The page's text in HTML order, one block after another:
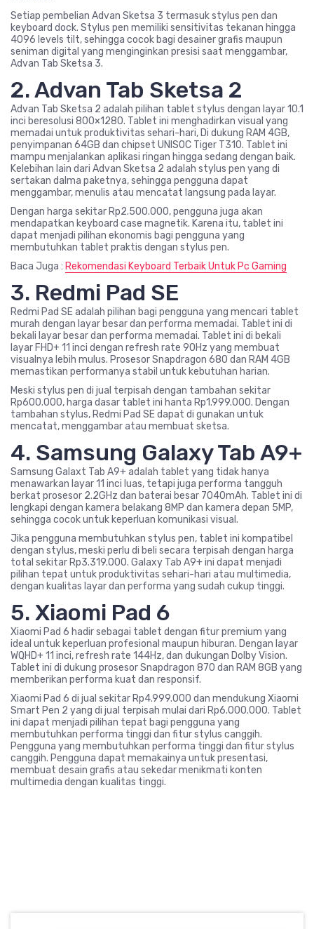
Setiap pembelian Advan Sketsa 3 termasuk stylus pen dan
keyboard dock. Stylus pen memiliki sensitivitas tekanan hingga
4096 levels tilt, sehingga cocok bagi desainer grafis maupun
seniman digital yang menginginkan presisi saat menggambar,
Advan Tab Sketsa 3.
2. Advan Tab Sketsa 2
Advan Tab Sketsa 2 adalah pilihan tablet stylus dengan layar 10.1
inci beresolusi 800×1280. Tablet ini menghadirkan visual yang
memadai untuk produktivitas sehari-hari, Di dukung RAM 4GB,
penyimpanan 64GB dan chipset UNISOC Tiger T310. Tablet ini
mampu menjalankan aplikasi ringan hingga sedang dengan baik.
Kelebihan lain dari Advan Sketsa 2 adalah stylus pen yang di
sertakan dalma paketnya, sehingga pengguna dapat
menggambar, menulis atau mencatat langsung pada layar.
Dengan harga sekitar Rp2.500.000, pengguna juga akan
mendapatkan keyboard case magnetik. Karena itu, tablet ini
dapat menjadi pilihan ekonomis bagi pengguna yang
membutuhkan tablet praktis dengan stylus pen.
Baca Juga : Rekomendasi Keyboard Terbaik Untuk Pc Gaming
3. Redmi Pad SE
Redmi Pad SE adalah pilihan bagi pengguna yang mencari tablet
murah dengan layar besar dan performa memadai. Tablet ini di
bekali layar besar dan performa memadai. Tablet ini di bekali
layar FHD+ 11 inci dengan refresh rate 90Hz yang membuat
visualnya lebih mulus. Prosesor Snapdragon 680 dan RAM 4GB
memastikan performanya stabil untuk kebutuhan harian.
Meski stylus pen di jual terpisah dengan tambahan sekitar
Rp600.000, harga dasar tablet ini hanta Rp1.999.000. Dengan
tambahan stylus, Redmi Pad SE dapat di gunakan untuk
mencatat, menggambar atau membuat sketsa.
4. Samsung Galaxy Tab A9+
Samsung Galaxt Tab A9+ adalah tablet yang tidak hanya
menawarkan layar 11 inci luas, tetapi juga performa tangguh
berkat prosesor 2.2GHz dan baterai besar 7040mAh. Tablet ini di
lengkapi dengan kamera belakang 8MP dan kamera depan 5MP,
sehingga cocok untuk keperluan komunikasi visual.
Jika pengguna membutuhkan stylus pen, tablet ini kompatibel
dengan stylus, meski perlu di beli secara terpisah dengan harga
total sekitar Rp3.319.000. Galaxy Tab A9+ ini dapat menjadi
pilihan tepat untuk produktivitas sehari-hari atau multimedia,
dengan kualitas layar dan performa yang sudah cukup tinggi.
5. Xiaomi Pad 6
Xiaomi Pad 6 hadir sebagai tablet dengan fitur premium yang
ideal untuk keperluan profesional maupun hiburan. Dengan layar
WQHD+ 11 inci, refresh rate 144Hz, dan dukungan Dolby Vision.
Tablet ini di dukung prosesor Snapdragon 870 dan RAM 8GB yang
memberikan performa kuat dan responsif.
Xiaomi Pad 6 di jual sekitar Rp4.999.000 dan mendukung Xiaomi
Smart Pen 2 yang di jual terpisah mulai dari Rp6.000.000. Tablet
ini dapat menjadi pilihan tepat bagi pengguna yang
membutuhkan performa tinggi dan fitur stylus canggih.
Pengguna yang membutuhkan performa tinggi dan fitur stylus
canggih. Pengguna dapat memakainya untuk presentasi,
membuat desain grafis atau sekedar menikmati konten
multimedia dengan kualitas tinggi.